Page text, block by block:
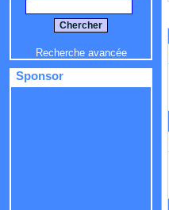
Recherche avancée
Sponsor